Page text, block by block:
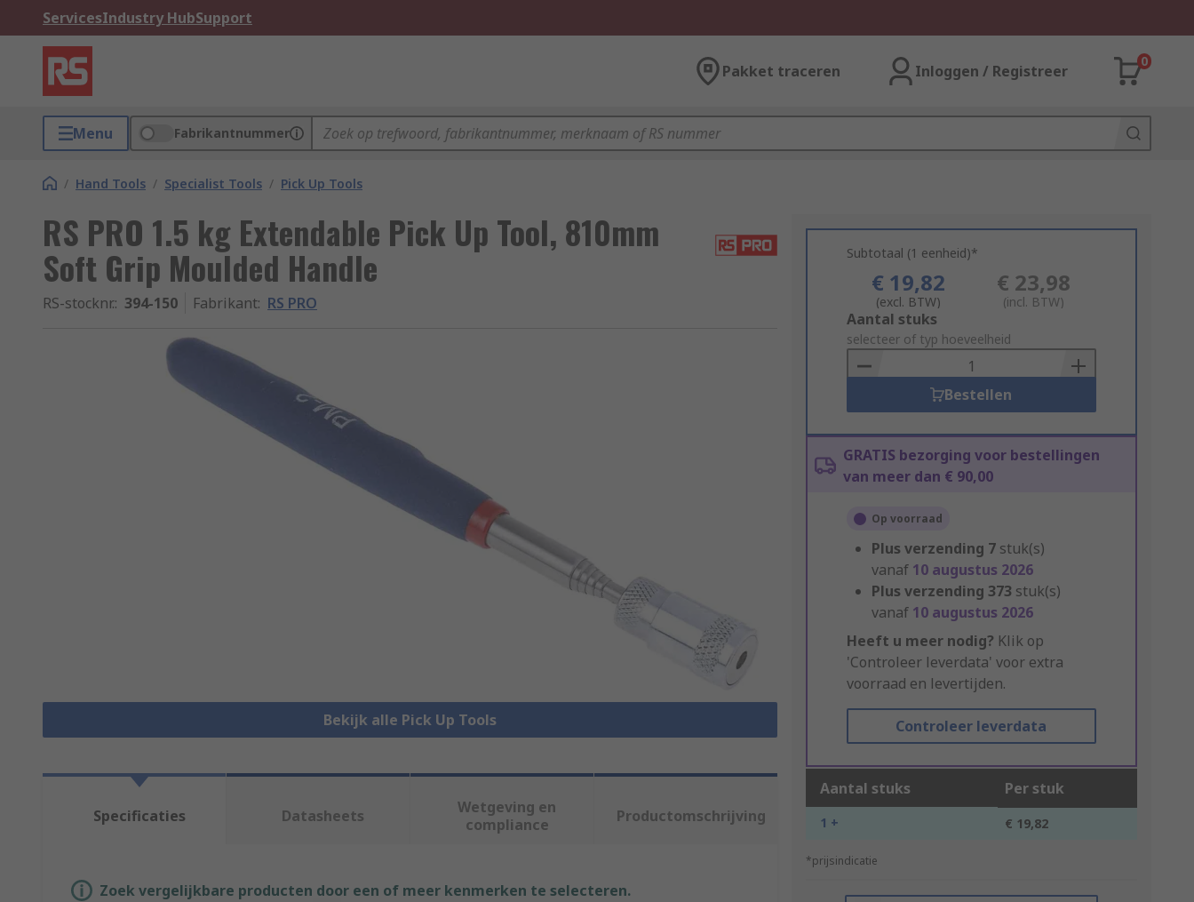
ServicesIndustry HubSupport
Pakket traceren Inloggen / Registreer
0
Menu Fabrikantnummer
/ Hand Tools / Specialist Tools / Pick Up Tools
RS PRO 1.5 kg Extendable Pick Up Tool, 810mm
Soft Grip Moulded Handle
RS-stocknr.: 394-150 Fabrikant: RS PRO
Bekijk alle Pick Up Tools
Subtotaal (1 eenheid)*
€ 19,82
(excl. BTW)
€ 23,98
(incl. BTW)
Add
to
Basket
Aantal stuks
selecteer of typ hoeveelheid
Bestellen
GRATIS bezorging voor bestellingen
van meer dan € 90,00
Op voorraad
Plus verzending 7 stuk(s)
vanaf 10 augustus 2026
Plus verzending 373 stuk(s)
vanaf 10 augustus 2026
Heeft u meer nodig? Klik op
'Controleer leverdata' voor extra
voorraad en levertijden.
Controleer leverdata
Aantal stuks Per stuk
1 + € 19,82
*prijsindicatie
Specificaties Datasheets
Wetgeving en
compliance
Productomschrijving
Zoek vergelijkbare producten door een of meer kenmerken te selecteren.